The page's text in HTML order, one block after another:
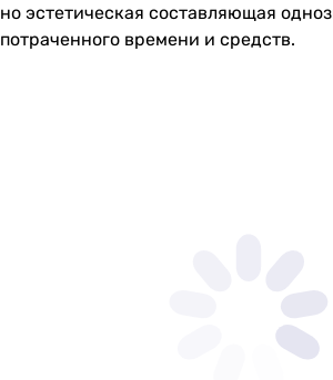
но эстетическая составляющая
потраченного времени и средств.